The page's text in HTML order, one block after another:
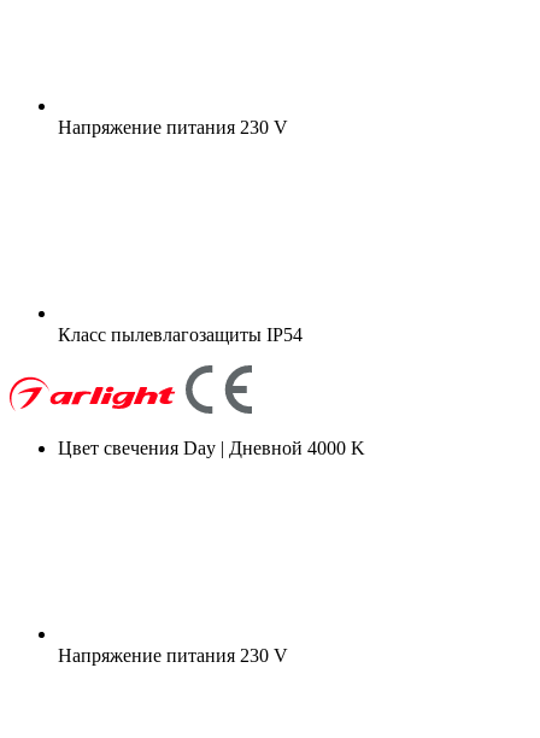
Напряжение питания 230 V
Класс пылевлагозащиты IP54
Цвет свечения Day | Дневной 4000 K
Напряжение питания 230 V